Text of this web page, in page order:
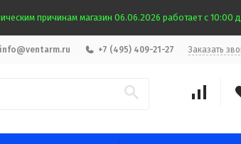
причинам магазин 06.06.2026 работает с 10:00
info@ventarm.ru +7 (495) 409-21-27 Заказать